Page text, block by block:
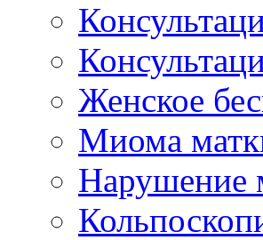
Женское
Миома
Нарушение